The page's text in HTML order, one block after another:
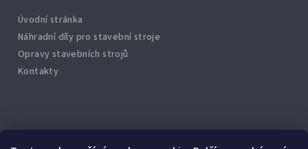
Úvodní stránka
Náhradní díly pro stavební stroje
Opravy stavebních strojů
Kontakty